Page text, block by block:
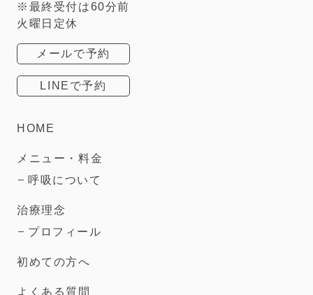
※最終受付は60分前
火曜日定休
メールで予約
LINEで予約
HOME
メニュー・料金
呼吸について
治療理念
プロフィール
初めての方へ
よくある質問